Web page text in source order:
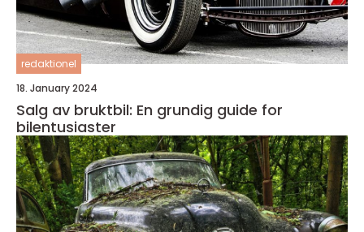
redaktionel
18. January 2024
Salg av bruktbil: En grundig guide for
bilentusiaster